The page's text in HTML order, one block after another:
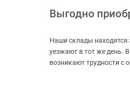
Выгодно
Наши склады находятся
уезжают в тот же день.
возникают трудности с